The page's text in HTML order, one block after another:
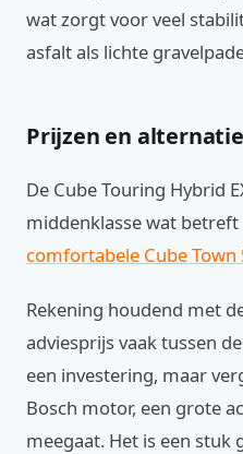
wat zorgt voor veel
asfalt als lichte
Prijzen en
De Cube Touring Hybrid
middenklasse wat betreft
comfortabele Cube Town
Rekening houdend met
adviesprijs vaak tussen
een investering, maar
Bosch motor, een grote
meegaat. Het is een stuk